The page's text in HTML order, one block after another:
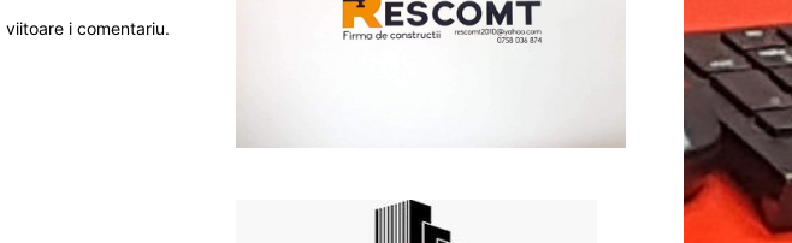
i comentariu.